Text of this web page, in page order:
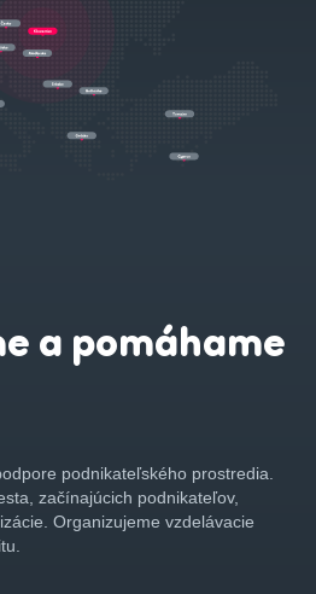
a pomáhame
podnikateľského prostredia.
začínajúcich podnikateľov,
Organizujeme vzdelávacie